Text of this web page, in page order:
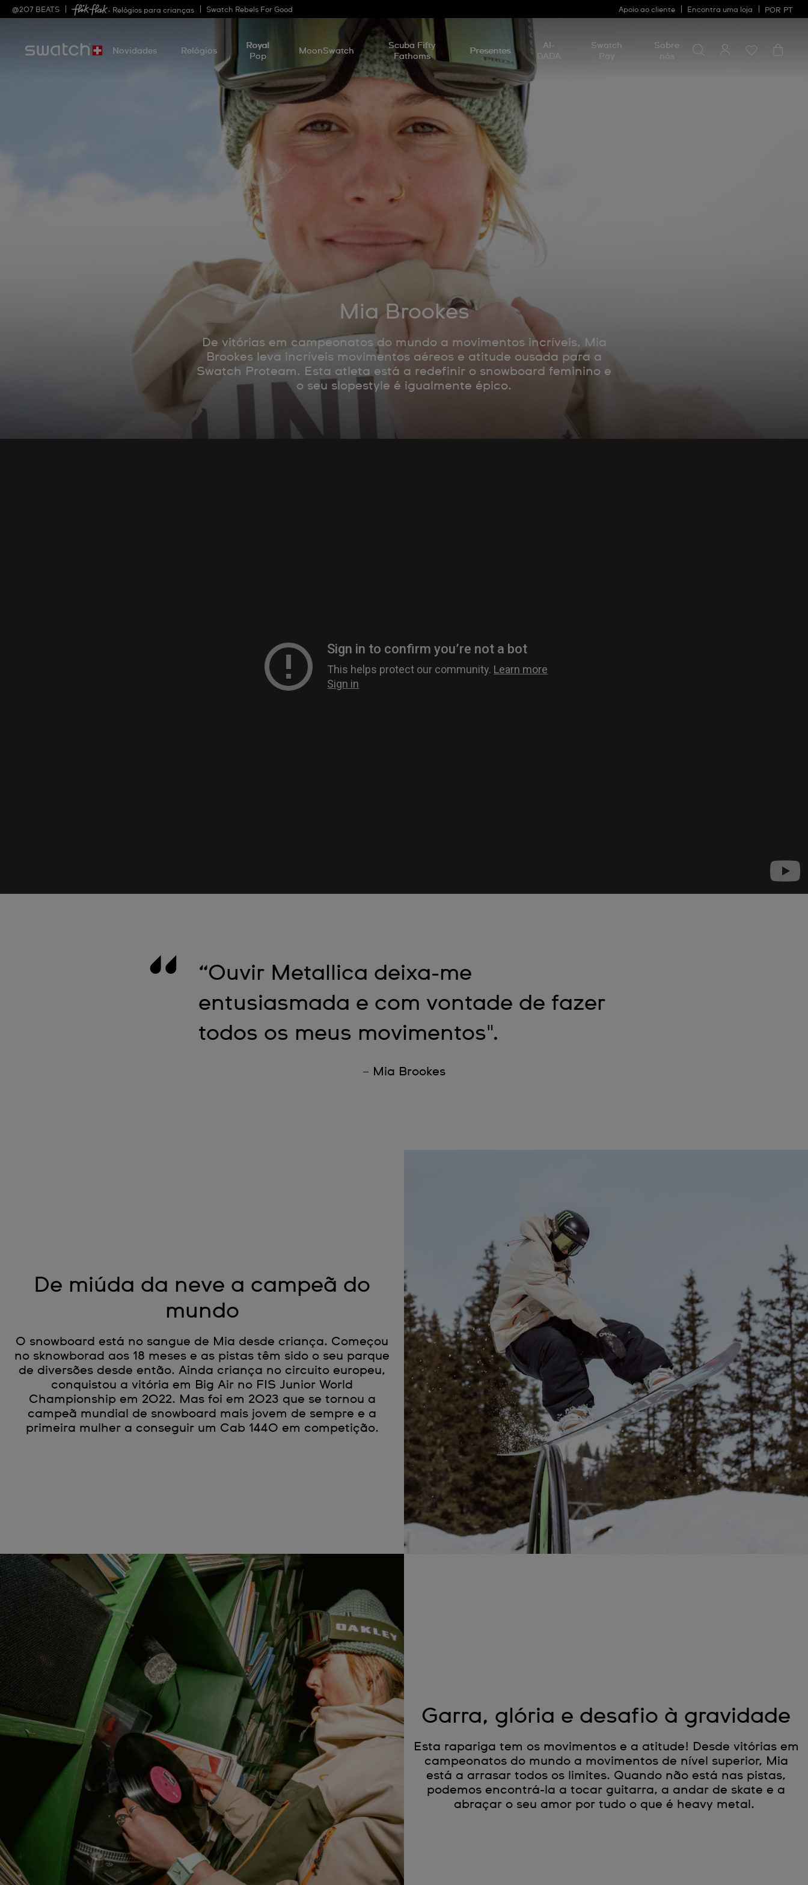
@207 BEATS - Relógios para crianças Swatch Rebels For Good Apoio ao cliente Encontra uma loja POR PT
Novidades Relógios
Royal
Pop
MoonSwatch
Scuba Fifty
Fathoms
Presentes
AI-
DADA
Swatch
Pay
Sobre
por
Mia Brookes
De vitórias em campeonatos do mundo a movimentos incríveis, Mia
Brookes leva incríveis movimentos aéreos e atitude ousada para a
Swatch Proteam. Esta atleta está a redefinir o snowboard feminino e
o seu slopestyle é igualmente épico.
“Ouvir Metallica deixa-me
entusiasmada e com vontade de fazer
todos os meus movimentos".
– Mia Brookes
De miúda da neve a campeã do
mundo
O snowboard está no sangue de Mia desde criança. Começou
no sknowborad aos 18 meses e as pistas têm sido o seu parque
de diversões desde então. Ainda criança no circuito europeu,
conquistou a vitória em Big Air no FIS Junior World
Championship em 2022. Mas foi em 2023 que se tornou a
campeã mundial de snowboard mais jovem de sempre e a
primeira mulher a conseguir um Cab 1440 em competição.
Garra, glória e desafio à gravidade
Esta rapariga tem os movimentos e a atitude! Desde vitórias em
campeonatos do mundo a movimentos de nível superior, Mia
está a arrasar todos os limites. Quando não está nas pistas,
podemos encontrá-la a tocar guitarra, a andar de skate e a
abraçar o seu amor por tudo o que é heavy metal.